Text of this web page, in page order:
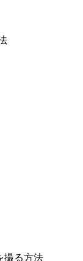
撮る方法